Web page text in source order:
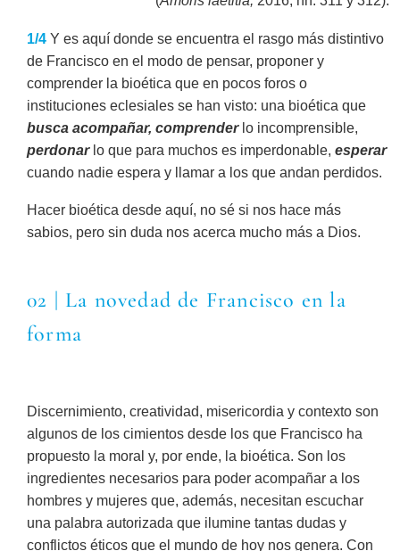
1/4 Y es aquí donde se encuentra el rasgo más distintivo
de Francisco en el modo de pensar, proponer y
comprender la bioética que en pocos foros o
instituciones eclesiales se han visto: una bioética que
busca acompañar, comprenderlo incomprensible,
perdonarlo que para muchos es imperdonable, esperar
cuando nadie espera y llamar a los que andan perdidos.
Hacer bioética desde aquí, no sé si nos hace más
sabios, pero sin duda nos acerca mucho más a Dios.
02 | La novedad de Francisco en la
forma
Discernimiento, creatividad, misericordia y contexto son
algunos de los cimientos desde los que Francisco ha
propuesto la moral y, por ende, la bioética. Son los
ingredientes necesarios para poder acompañar a los
hombres y mujeres que, además, necesitan escuchar
una palabra autorizada que ilumine tantas dudas y
conflictos éticos que el mundo de hoy nos genera. Con